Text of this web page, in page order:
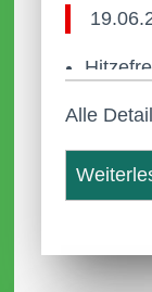
Alle